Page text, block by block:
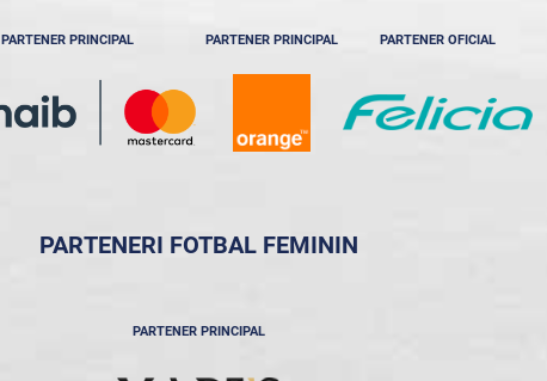
PARTENER PRINCIPAL PARTENER PRINCIPAL PARTENER OFICIAL
PARTENERI FOTBAL FEMININ
PARTENER PRINCIPAL